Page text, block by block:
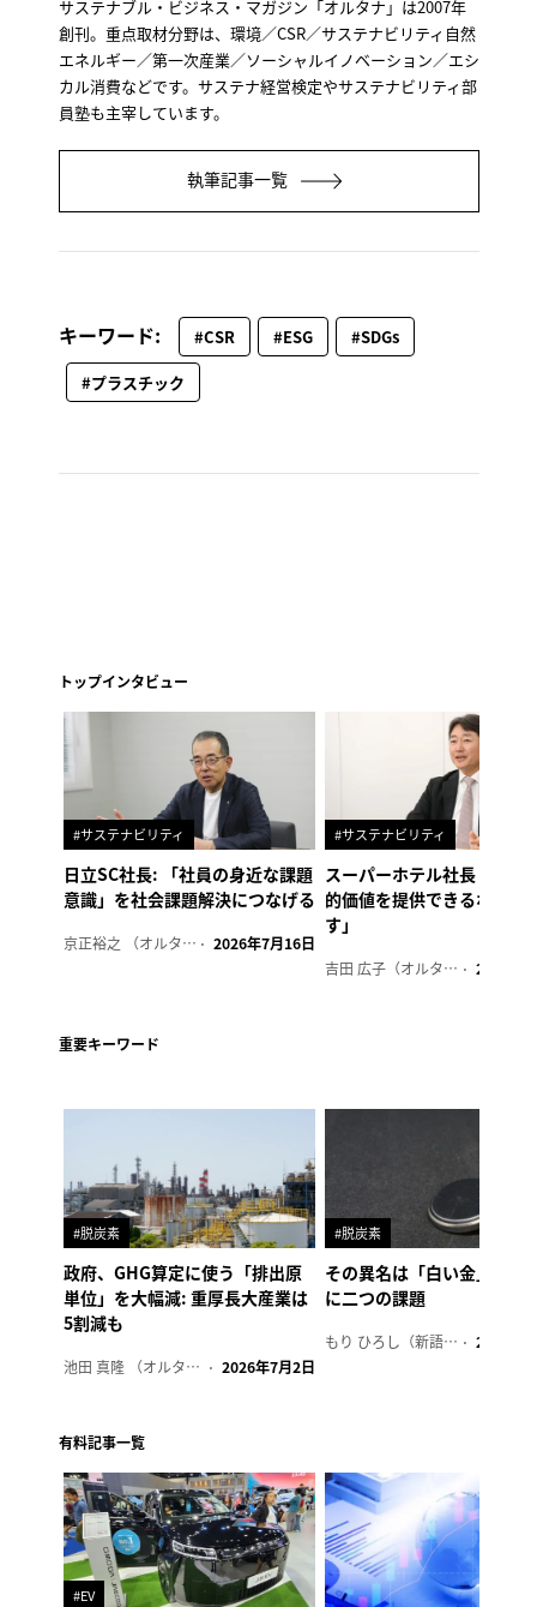
サステナブル・ビジネス・マガジン「オルタナ」は2007年
創刊。重点取材分野は、環境／CSR／サステナビリティ自然
エネルギー／第一次産業／ソーシャルイノベーション／エシ
カル消費などです。サステナ経営検定やサステナビリティ部
員塾も主宰しています。
執筆記事一覧
キーワード: #CSR #ESG
#SDGs
#プラスチック
トップインタビュー
#サステナビリティ
日立SC社長: 「社員の身近な課題
意識」を社会課題解決につなげる
京正裕之 （オルタナ副編集長） 2026年7月16日
#サステナビリティ
スーパーホテル社長「地域
的価値を提供できるホテル
す」
吉田 広子（オルタナ輪番編集長） 2026年6
重要キーワード
#脱炭素
政府、GHG算定に使う「排出原
単位」を大幅減: 重厚長大産業は
5割減も
池田 真隆 （オルタナ輪番編集長） 2026年7月2日
#脱炭素
その異名は「白い金」、リ
に二つの課題
もり ひろし（新語ウォッチャー） 2023年7
有料記事一覧
#EV